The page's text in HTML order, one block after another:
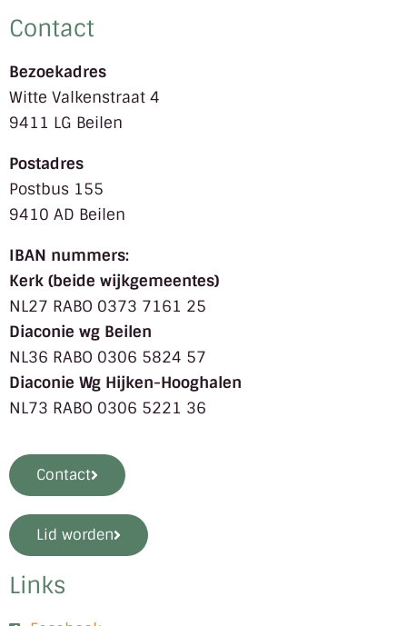
Contact
Bezoekadres
Witte Valkenstraat 4
9411 LG Beilen
Postadres
Postbus 155
9410 AD Beilen
IBAN nummers:
Kerk (beide wijkgemeentes)
NL27 RABO 0373 7161 25
Diaconie wg Beilen
NL36 RABO 0306 5824 57
Diaconie Wg Hijken-Hooghalen
NL73 RABO 0306 5221 36
Contact
Lid worden
Links